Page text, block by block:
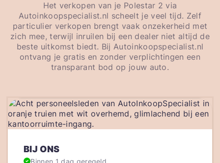
Het verkopen van je Polestar 2 via
Autoinkoopspecialist.nl scheelt je veel tijd. Zelf
particulier verkopen brengt vaak onzekerheid met
zich mee, terwijl inruilen bij een dealer niet altijd de
beste uitkomst biedt. Bij Autoinkoopspecialist.nl
ontvang je gratis en zonder verplichtingen een
transparant bod op jouw auto.
BIJ ONS
Binnen 1 dag geregeld